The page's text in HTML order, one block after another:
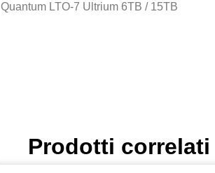
Quantum LTO-7 Ultrium 6TB / 15TB
Prodotti correlati